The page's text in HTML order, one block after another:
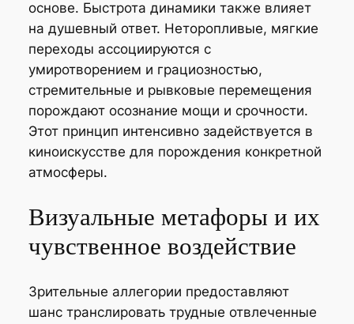
основе. Быстрота динамики также влияет
на душевный ответ. Неторопливые, мягкие
переходы ассоциируются с
умиротворением и грациозностью,
стремительные и рывковые перемещения
порождают осознание мощи и срочности.
Этот принцип интенсивно задействуется в
киноискусстве для порождения конкретной
атмосферы.
Визуальные метафоры и их
чувственное воздействие
Зрительные аллегории предоставляют
шанс транслировать трудные отвлеченные